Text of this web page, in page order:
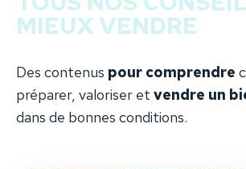
MIEUX VENDRE
Des contenus pour comprendre
préparer, valoriser et vendre un
dans de bonnes conditions.